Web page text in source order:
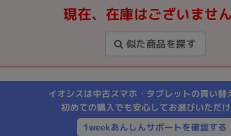
現在、在庫はございません
似た商品を探す
イオシスは中古スマホ・タブレットの買い替
初めての購入でも安心してお選びいただ
1weekあんしんサポートを確認する
メーカー
Apple SONY
Asus HP